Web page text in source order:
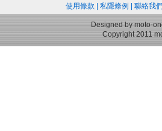
使用條款 私隱條例 聯絡我
Designed by moto-
Copyright 2011